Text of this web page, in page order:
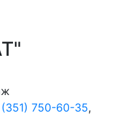
750-60-35,